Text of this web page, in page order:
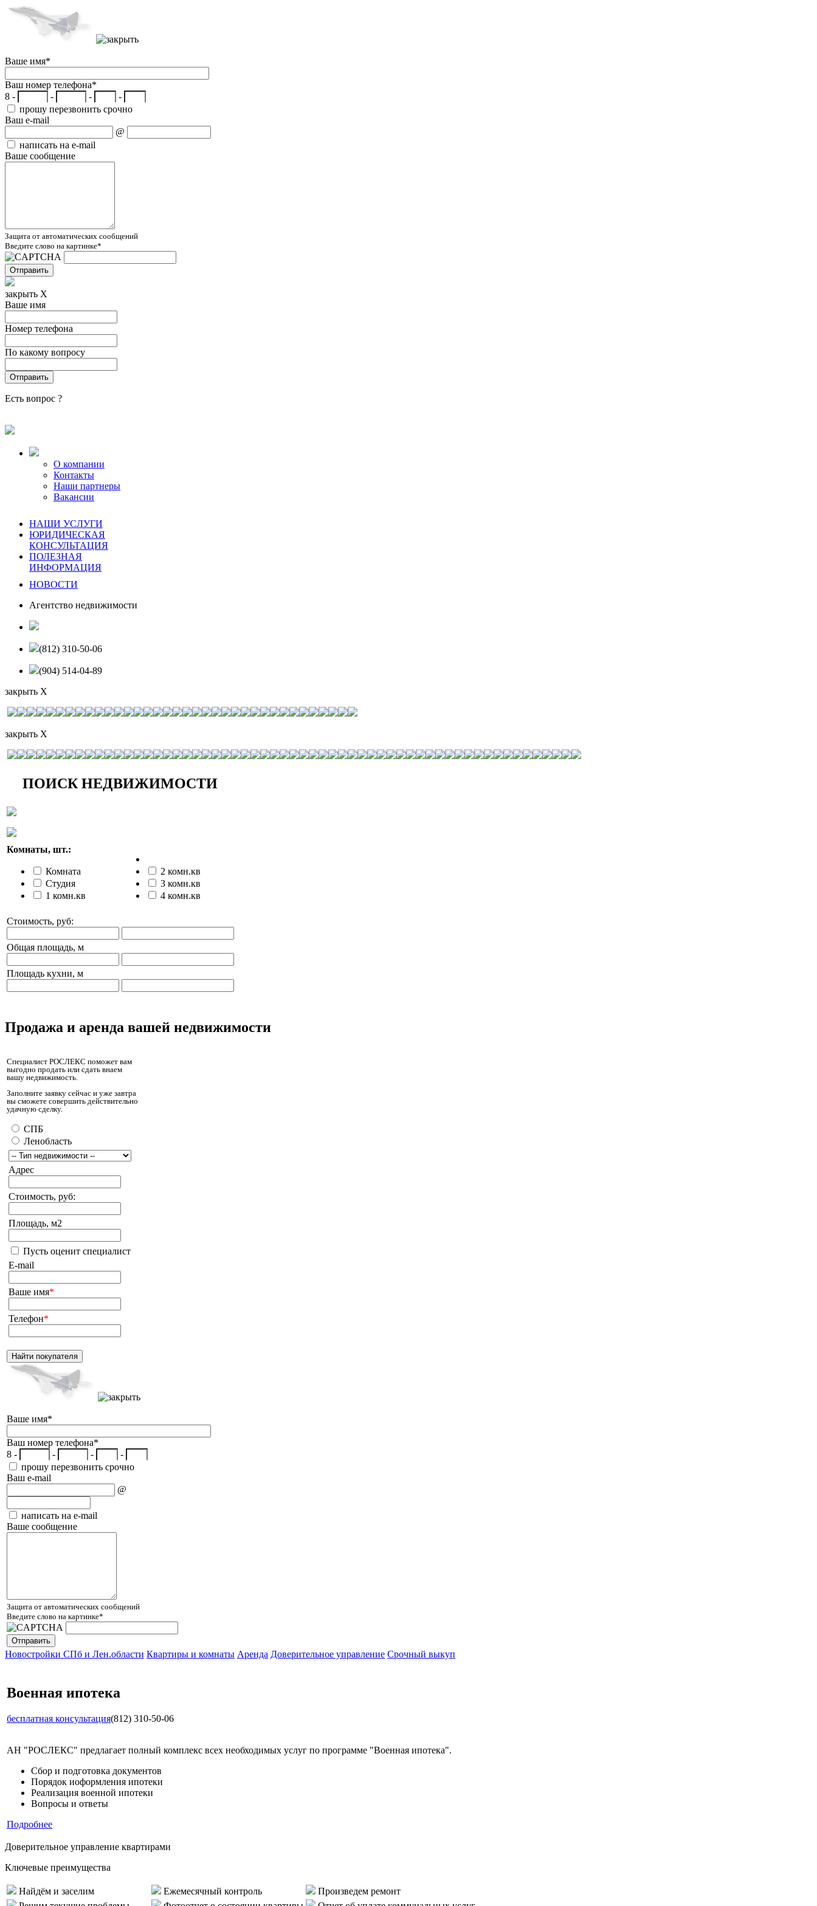
Ваше имя*
Ваш номер телефона*
8 -
- -
-
прошу перезвонить срочно
Ваш e-mail
@
написать на e-mail
Ваше сообщение
Защита от автоматических сообщений
Введите слово на картинке*
закрыть X
Ваше имя
Номер телефона
По какому вопросу
Есть вопрос ?
О компании
Контакты
Наши партнеры
Вакансии
НАШИ УСЛУГИ
ЮРИДИЧЕСКАЯ
КОНСУЛЬТАЦИЯ
ПОЛЕЗНАЯ
ИНФОРМАЦИЯ
НОВОСТИ
Агентство недвижимости
(812) 310-50-06
(904) 514-04-89
закрыть X
закрыть X
ПОИСК НЕДВИЖИМОСТИ
Комнаты, шт.:
Комната
Студия
1 комн.кв
2 комн.кв
3 комн.кв
4 комн.кв
Стоимость, руб:
Общая площадь, м
Площадь кухни, м
Продажа и аренда вашей недвижимости
Специалист РОСЛЕКС поможет вам
выгодно продать или сдать внаем
вашу недвижимость.
Заполните заявку сейчас и уже завтра
вы сможете совершить действительно
удачную сделку.
СПБ
Ленобласть
Адрес
Стоимость, руб:
Площадь, м2
Пусть оценит специалист
E-mail
Ваше имя*
Телефон*
Ваше имя*
Ваш номер телефона*
8 -
- -
-
прошу перезвонить срочно
Ваш e-mail
@
написать на e-mail
Ваше сообщение
Защита от автоматических сообщений
Введите слово на картинке*
Новостройки СПб и Лен.области Квартиры и комнаты Аренда Доверительное управление Срочный выкуп
Военная ипотека
бесплатная консультация(812) 310-50-06
АН "РОСЛЕКС" предлагает полный комплекс всех необходимых услуг по программе "Военная ипотека".
Сбор и подготовка документов
Порядок иоформления ипотеки
Реализация военной ипотеки
Вопросы и ответы
Подробнее
Доверительное управление квартирами
Ключевые преимущества
Найдём и заселим Ежемесячный контроль
Произведем ремонт